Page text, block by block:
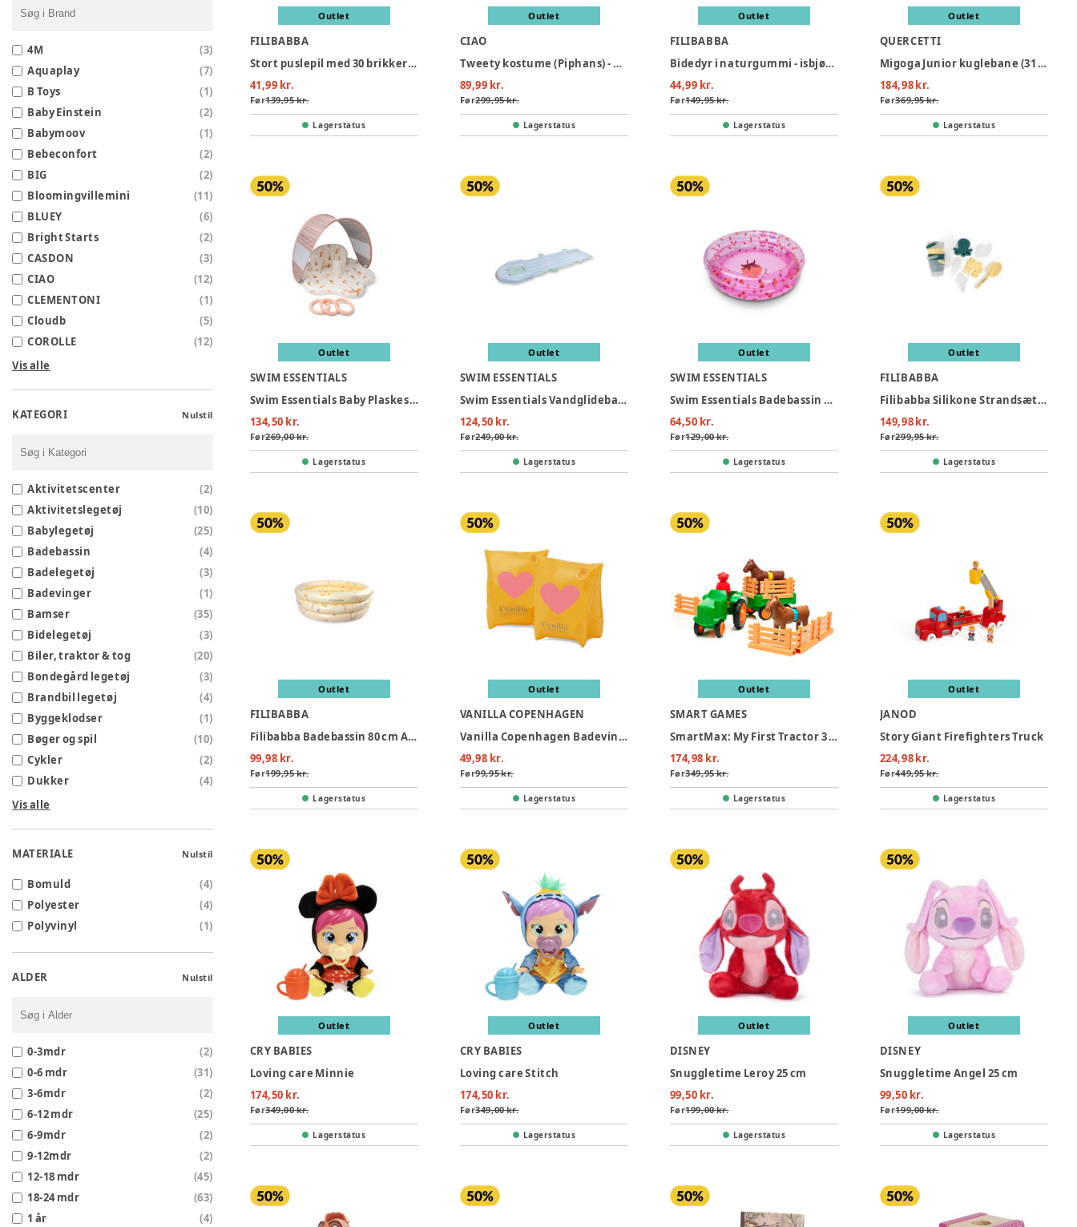
4M (3)
Aquaplay
(7)
B Toys
(1)
Baby Einstein
(2)
Babymoov
(1)
Bebeconfort
(2)
BIG
(2)
Bloomingvillemini
(11)
BLUEY
(6)
Bright Starts
(2)
CASDON
(3)
CIAO
(12)
CLEMENTONI
(1)
Cloudb
(5)
COROLLE
(12)
Vis alle
KATEGORI Nulstil
Aktivitetscenter (2)
Aktivitetslegetøj
(10)
Babylegetøj
(25)
Badebassin
(4)
Badelegetøj
(3)
Badevinger
(1)
Bamser
(35)
Bidelegetøj
(3)
Biler, traktor & tog
(20)
Bondegård legetøj
(3)
Brandbil legetøj
(4)
Byggeklodser
(1)
Bøger og spil
(10)
Cykler
(2)
Dukker
(4)
Vis alle
MATERIALE Nulstil
Bomuld (4)
Polyester
(4)
Polyvinyl
(1)
ALDER Nulstil
0-3mdr (2)
0-6 mdr
(31)
3-6mdr
(2)
6-12 mdr
(25)
6-9mdr
(2)
9-12mdr
(2)
12-18 mdr
(45)
18-24 mdr
(63)
1 år
(4)
Outlet
FILIBABBA
Stort puslepil med 30 brikker - Bondegården
41,99 kr.
Før139,95 kr.
Lagerstatus
Outlet
CIAO
Tweety kostume (Piphans) - GUL
89,99 kr.
Før299,95 kr.
Lagerstatus
Outlet
FILIBABBA
Bidedyr i naturgummi - isbjørnen polly
44,99 kr.
Før149,95 kr.
Lagerstatus
Outlet
QUERCETTI
Migoga Junior kuglebane (31 dele)
184,98 kr.
Før369,95 kr.
Lagerstatus
Outlet
SWIM ESSENTIALS
Swim Essentials Baby Plaskestol Med Skygge - Mermaid Bubbles
134,50 kr.
Før269,00 kr.
Lagerstatus
Outlet
SWIM ESSENTIALS
Swim Essentials Vandglidebane 550 cm - Crocodile
124,50 kr.
Før249,00 kr.
Lagerstatus
Outlet
SWIM ESSENTIALS
Swim Essentials Badebassin 60 cm - Strawberry Fields
64,50 kr.
Før129,00 kr.
Lagerstatus
Outlet
FILIBABBA
Filibabba Silikone Strandsæt - Konfetti
149,98 kr.
Før299,95 kr.
Lagerstatus
Outlet
FILIBABBA
Filibabba Badebassin 80 cm Alfie – Unicorn Shores
99,98 kr.
Før199,95 kr.
Lagerstatus
Outlet
VANILLA COPENHAGEN
Vanilla Copenhagen Badevinger - Neon Hearts
49,98 kr.
Før99,95 kr.
Lagerstatus
Outlet
SMART GAMES
SmartMax: My First Tractor 3 (Nordic)
174,98 kr.
Før349,95 kr.
Lagerstatus
Outlet
JANOD
Story Giant Firefighters Truck
224,98 kr.
Før449,95 kr.
Lagerstatus
Outlet
CRY BABIES
Loving care Minnie
174,50 kr.
Før349,00 kr.
Lagerstatus
Outlet
CRY BABIES
Loving care Stitch
174,50 kr.
Før349,00 kr.
Lagerstatus
Outlet
DISNEY
Snuggletime Leroy 25 cm
99,50 kr.
Før199,00 kr.
Lagerstatus
Outlet
DISNEY
Snuggletime Angel 25 cm
99,50 kr.
Før199,00 kr.
Lagerstatus